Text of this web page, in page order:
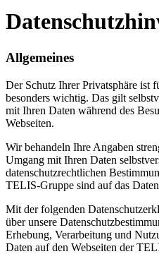
Allgemeines
Der Schutz Ihrer Privatsphäre
besonders wichtig. Das gilt
mit Ihren Daten während des
Webseiten.
Wir behandeln Ihre Angaben
Umgang mit Ihren Daten
datenschutzrechtlichen
TELIS-Gruppe sind auf das
Mit der folgenden
über unsere
Erhebung, Verarbeitung und
Daten auf den Webseiten der